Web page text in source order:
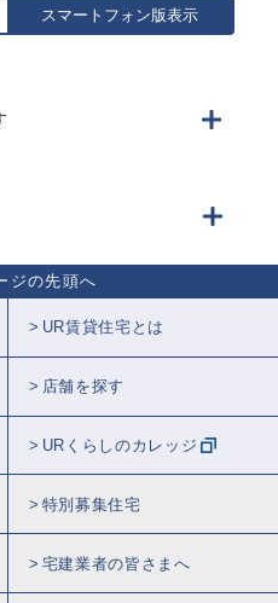
スマートフォン版表示
ジの先頭へ
UR賃貸住宅とは
店舗を探す
URくらしのカレッジ
特別募集住宅
宅建業者の皆さまへ